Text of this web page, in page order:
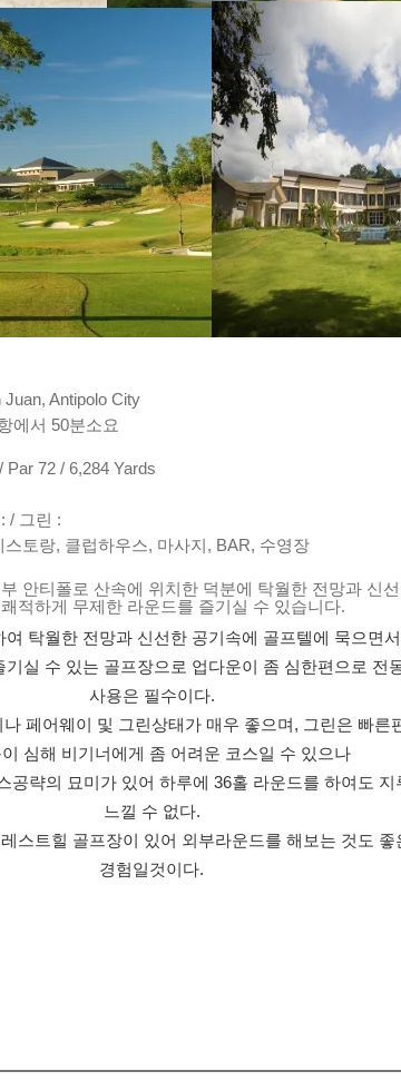
Juan, Antipolo City
에서 50분소요
Par 72 / 6,284 Yards
/ 그린 :
스토랑, 클럽하우스, 마사지, BAR, 수영장
안티폴로 산속에 위치한 덕분에 탁월한 전망과 신
적하게 무제한 라운드를 즐기실 수 있습니다.
여 탁월한 전망과 신선한 공기속에 골프텔에 묵으면서
기실 수 있는 골프장으로 업다운이 좀 심한편으로 전
사용은 필수이다.
페어웨이 및 그린상태가 매우 좋으며, 그린은 빠른
심해 비기너에게 좀 어려운 코스일 수 있으나
공략의 묘미가 있어 하루에 36홀 라운드를 하여도 지
느낄 수 없다.
스트힐 골프장이 있어 외부라운드를 해보는 것도 좋
경험일것이다.